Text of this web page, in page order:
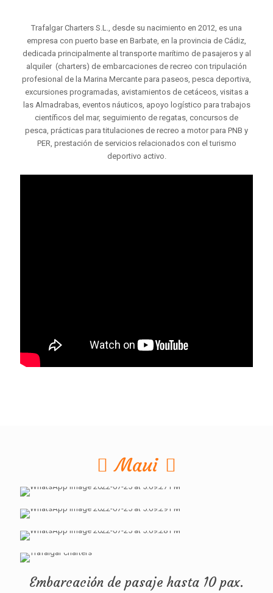
Trafalgar Charters S.L., desde su nacimiento en 2012, es una
empresa con puerto base en Barbate, en la provincia de Cádiz,
dedicada principalmente al transporte marítimo de pasajeros y al
alquiler (charters) de embarcaciones de recreo con tripulación
profesional de la Marina Mercante para paseos, pesca deportiva,
excursiones programadas, avistamientos de cetáceos, visitas a
las Almadrabas, eventos náuticos, apoyo logístico para trabajos
científicos del mar, seguimiento de regatas, concursos de
pesca, prácticas para titulaciones de recreo a motor para PNB y
PER, prestación de servicios relacionados con el turismo
deportivo activo.
Maui
Embarcación de pasaje hasta 10 pax.